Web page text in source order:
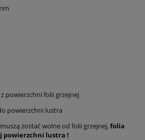
powierzchni folii grzejnej
powierzchni lustra
zostać wolne od folii grzejnej, folia
powierzchni lustra !